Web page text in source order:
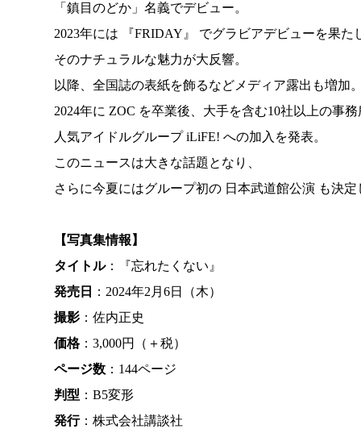
「鎮目のどか」名義でデビュー。
2023年には 『FRIDAY』 でグラビアデビューを果た
そのナチュラルな魅力が大反響。
以降、全国誌の表紙を飾るなどメディア露出も増加。
2024年に ZOC を卒業後、大手を含む10社以上の事務
人気アイドルグループ iLiFE! への加入を発表。
このニュースは大きな話題となり、
さらに今夏にはグループ初の 日本武道館公演 も決定
【写真集情報】
タイトル：『忘れたくない』
発売日
：2024年2月6日（木）
撮影 ：佐内正史
価格：3,000円（＋税）
ページ数 ：144ページ
判型 ：B5変形
発行：株式会社講談社